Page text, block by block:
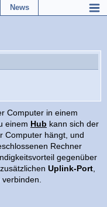
News
Computer in einem
einem Hub kann sich der
Computer hängt, und
Rechner
gegenüber
Uplink-Port